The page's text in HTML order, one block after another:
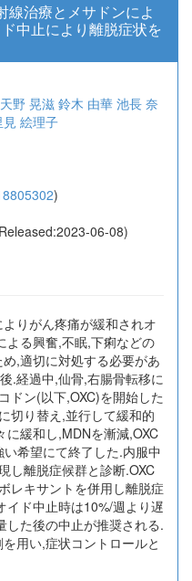
線治療とメサドンによ
中止により離脱症状を
天野 晃滋 鈴木 由華 池長 奈
見 絵理子
)
06-08)
りがん疼痛が緩和されオ
よる興奮,不眠,下痢などの
,適切に対処する必要があ
.経過中,仙骨,右腸骨転移に
ドン(以下,OXC)を開始した
切り替え,並行して緩和的
に緩和し,MDNを漸減,OXC
希望にて終了した.内服中
し離脱症候群と診断.OXC
レキサントを併用し離脱症
イド中止時は10%/週より遅
した後の中止が推奨される.
用い,症状コントロールと